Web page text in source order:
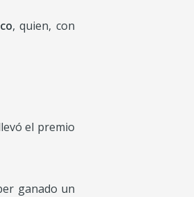
, quien, con
el premio
ganado un